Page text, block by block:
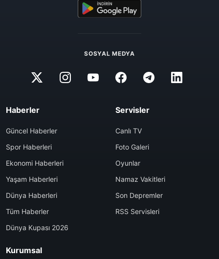
SOSYAL MEDYA
Haberler
Güncel Haberler
Spor Haberleri
Ekonomi Haberleri
Yaşam Haberleri
Dünya Haberleri
Tüm Haberler
Dünya Kupası 2026
Servisler
Canlı TV
Foto Galeri
Oyunlar
Namaz Vakitleri
Son Depremler
RSS Servisleri
Kurumsal